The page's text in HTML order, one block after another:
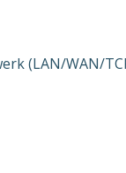
(LAN/WAN/